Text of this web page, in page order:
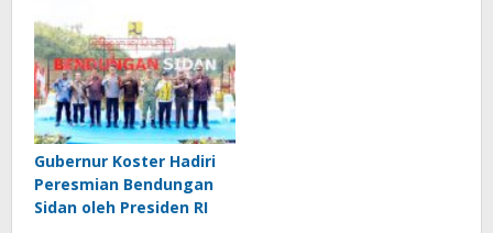
Gubernur Koster Hadiri
Peresmian Bendungan
Sidan oleh Presiden RI